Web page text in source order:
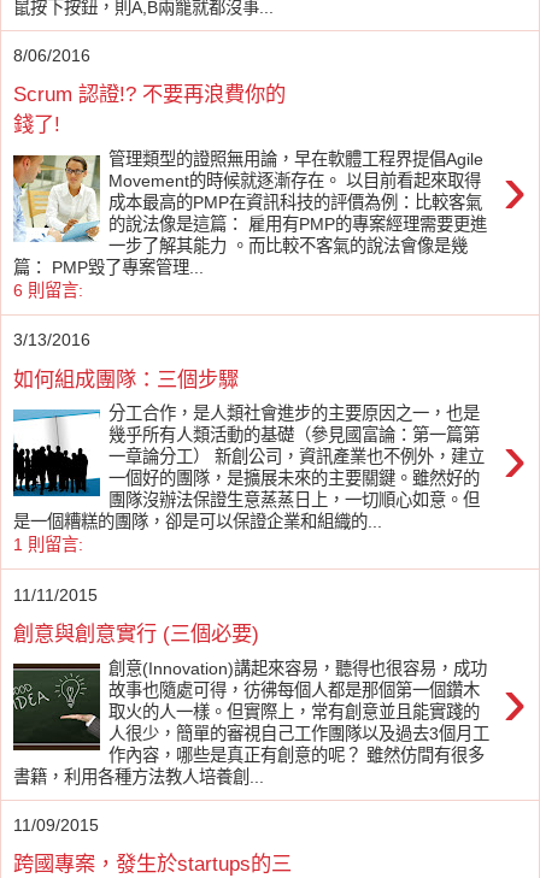
鼠按下按鈕，則A,B兩籠就都沒事...
8/06/2016
Scrum 認證!? 不要再浪費你的
錢了!
›
管理類型的證照無用論，早在軟體工程界提倡Agile
Movement的時候就逐漸存在。 以目前看起來取得
成本最高的PMP在資訊科技的評價為例：比較客氣
的說法像是這篇： 雇用有PMP的專案經理需要更進
一步了解其能力 。而比較不客氣的說法會像是幾
篇： PMP毀了專案管理...
6 則留言:
3/13/2016
如何組成團隊：三個步驟
›
分工合作，是人類社會進步的主要原因之一，也是
幾乎所有人類活動的基礎（參見國富論：第一篇第
一章論分工） 新創公司，資訊產業也不例外，建立
一個好的團隊，是擴展未來的主要關鍵。雖然好的
團隊沒辦法保證生意蒸蒸日上，一切順心如意。但
是一個糟糕的團隊，卻是可以保證企業和組織的...
1 則留言:
11/11/2015
創意與創意實行 (三個必要)
›
創意(Innovation)講起來容易，聽得也很容易，成功
故事也隨處可得，彷彿每個人都是那個第一個鑽木
取火的人一樣。但實際上，常有創意並且能實踐的
人很少，簡單的審視自己工作團隊以及過去3個月工
作內容，哪些是真正有創意的呢？ 雖然仿間有很多
書籍，利用各種方法教人培養創...
11/09/2015
跨國專案，發生於startups的三